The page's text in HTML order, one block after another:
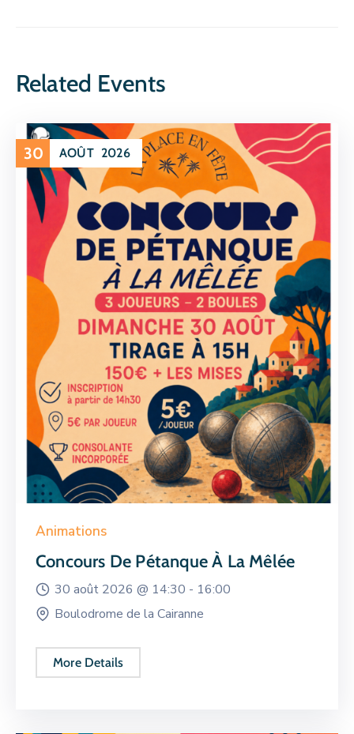
Related Events
30 AOÛT 2026
Animations
Concours De Pétanque À La Mêlée
30 août 2026 @ 14:30 - 16:00
Boulodrome de la Cairanne
More Details